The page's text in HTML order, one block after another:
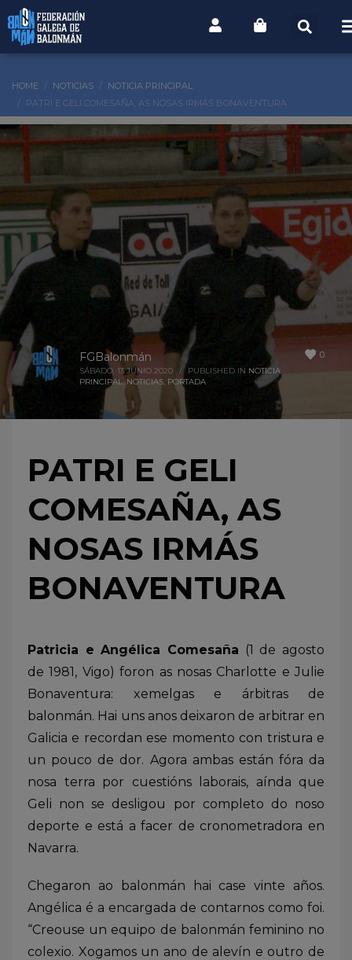
HOME NOTICIAS
NOTICIA PRINCIPAL
PATRI E GELI COMESAÑA, AS NOSAS IRMÁS BONAVENTURA
0
FGBalonmán
SÁBADO, 13 JUNIO 2020 / PUBLISHED IN NOTICIA
PRINCIPAL,NOTICIAS, PORTADA
PATRI E GELI
COMESAÑA, AS
NOSAS IRMÁS
BONAVENTURA
Patricia e Angélica Comesaña (1 de agosto
de 1981, Vigo) foron as nosas Charlotte e Julie
Bonaventura: xemelgas e árbitras de
balonmán. Hai uns anos deixaron de arbitrar en
Galicia e recordan ese momento con tristura e
un pouco de dor. Agora ambas están fóra da
nosa terra por cuestións laborais, aínda que
Geli non se desligou por completo do noso
deporte e está a facer de cronometradora en
Navarra.
Chegaron ao balonmán hai case vinte años.
Angélica é a encargada de contarnos como foi.
“Creouse un equipo de balonmán feminino no
colexio. Xogamos un ano de alevín e outro de